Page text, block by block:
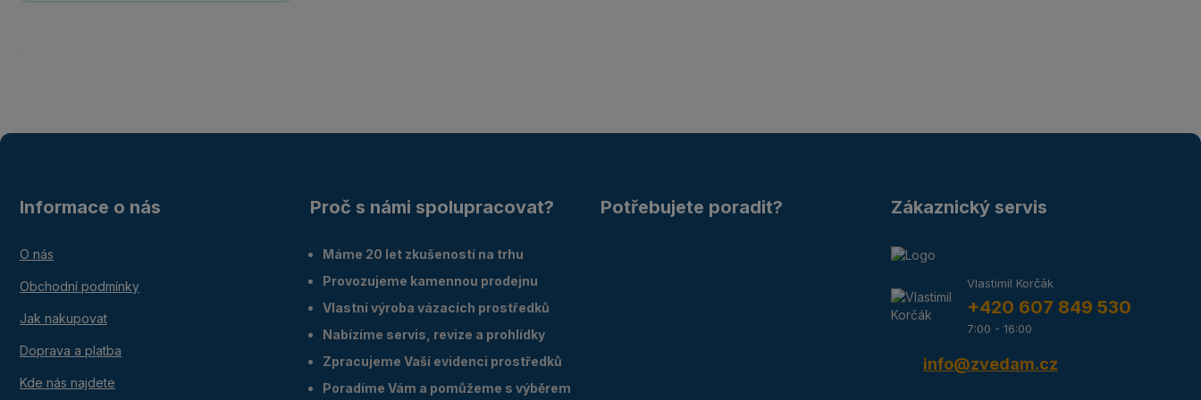
Informace o nás
O nás
Obchodní podmínky
Jak nakupovat
Doprava a platba
Kde nás najdete
Proč s námi spolupracovat?
Máme 20 let zkušeností na trhu
Provozujeme kamennou prodejnu
Vlastní výroba vázacích prostředků
Nabízíme servis, revize a prohlídky
Zpracujeme Vaší evidenci prostředků
Poradíme Vám a pomůžeme s výběrem
Potřebujete poradit? Zákaznický servis
Vlastimil Korčák
+420 607 849 530
7:00 - 16:00
info@zvedam.cz